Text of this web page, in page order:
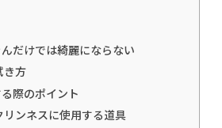
だけでは綺麗にならない
き方
際のポイント
リンネスに使用する道具